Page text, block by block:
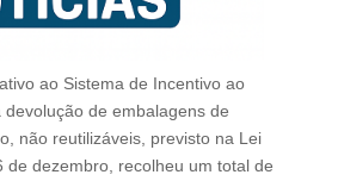
ao Sistema de Incentivo ao
de embalagens de
não reutilizáveis, previsto na Lei
de dezembro, recolheu um total de